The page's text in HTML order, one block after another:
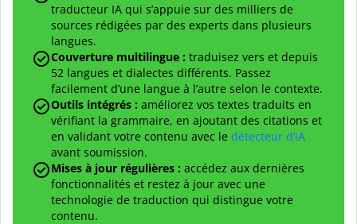
traducteur IA qui s’appuie sur des milliers de
sources rédigées par des experts dans plusieurs
langues.
Couverture multilingue : traduisez vers et depuis
52 langues et dialectes différents. Passez
facilement d’une langue à l’autre selon le contexte.
Outils intégrés : améliorez vos textes traduits en
vérifiant la grammaire, en ajoutant des citations et
en validant votre contenu avec le détecteur d’IA
avant soumission.
Mises à jour régulières : accédez aux dernières
fonctionnalités et restez à jour avec une
technologie de traduction qui distingue votre
contenu.